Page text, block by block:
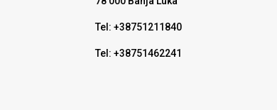
Tel: +38751211840
Tel: +38751462241